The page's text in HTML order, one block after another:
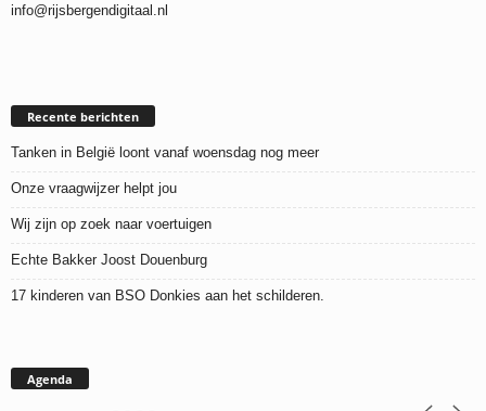
info@rijsbergendigitaal.nl
Recente berichten
Tanken in België loont vanaf woensdag nog meer
Onze vraagwijzer helpt jou
Wij zijn op zoek naar voertuigen
Echte Bakker Joost Douenburg
17 kinderen van BSO Donkies aan het schilderen.
Agenda